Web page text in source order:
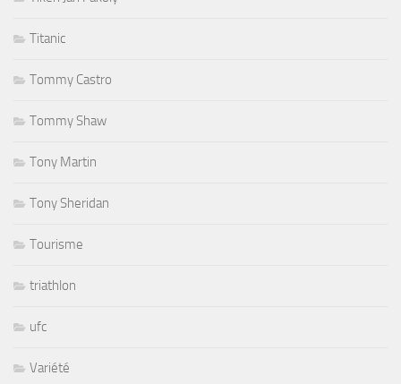
Titanic
Tommy Castro
Tommy Shaw
Tony Martin
Tony Sheridan
Tourisme
triathlon
ufc
Variété